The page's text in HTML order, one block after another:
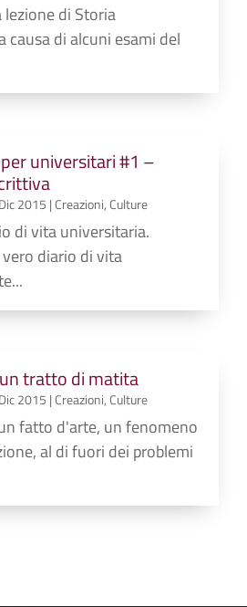
lezione di Storia
causa di alcuni esami del
universitari #1 –
2015 |Creazioni,Culture
di vita universitaria.
diario di vita
un tratto di matita
2015 |Creazioni,Culture
fatto d'arte, un fenomeno
al di fuori dei problemi